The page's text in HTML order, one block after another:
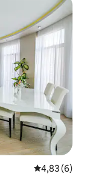
Évaluation
4,83 (6)